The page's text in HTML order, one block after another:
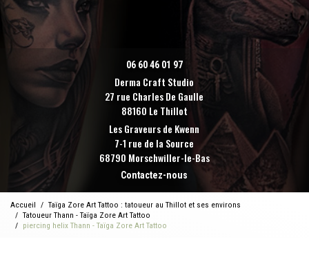
06 60 46 01 97
Derma Craft Studio
27 rue Charles De Gaulle
88160 Le Thillot
Les Graveurs de Kwenn
7-1 rue de la Source
68790 Morschwiller-le-Bas
Contactez-nous
Accueil
Taïga Zore Art Tattoo : tatoueur au Thillot et ses environs
Tatoueur Thann - Taïga Zore Art Tattoo
piercing helix Thann - Taïga Zore Art Tattoo